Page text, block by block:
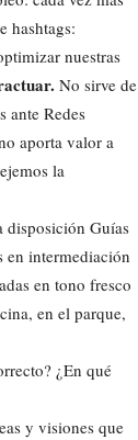
hashtags:
nuestras
No sirve de
ante Redes
aporta valor a
la
disposición Guías
en intermediación
en tono fresco
en el parque,
¿En qué
y visiones que